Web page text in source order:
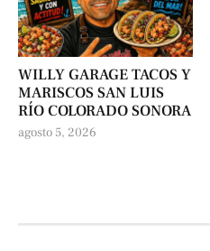
WILLY GARAGE TACOS Y
MARISCOS SAN LUIS
RÍO COLORADO SONORA
agosto 5, 2026